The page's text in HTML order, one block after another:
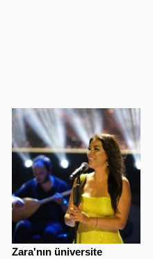
Zara'nın üniversite